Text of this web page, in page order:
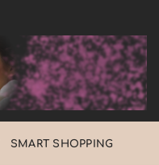
SMART SHOPPING